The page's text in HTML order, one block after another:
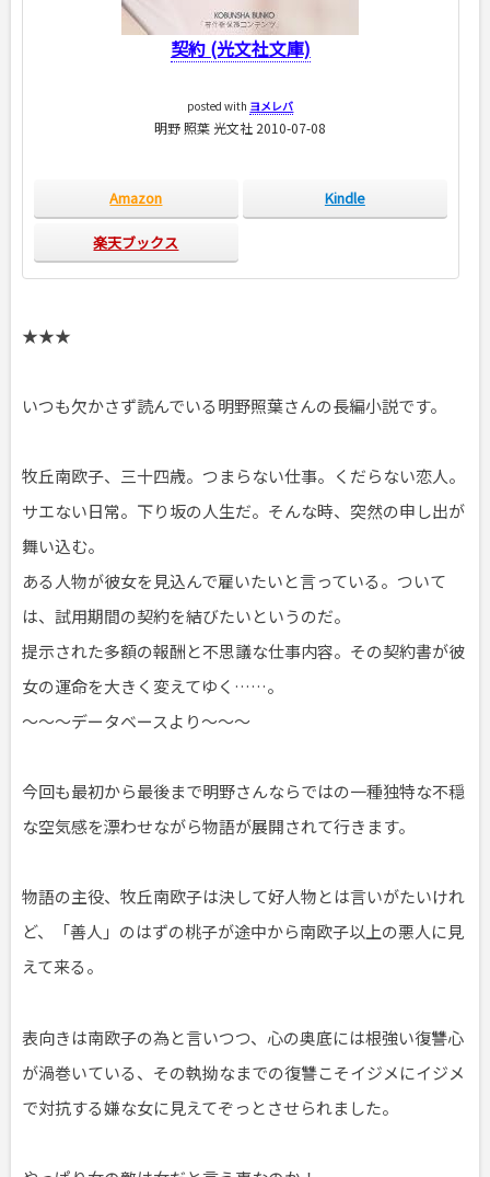
契約 (光文社文庫)
posted with ヨメレバ
明野 照葉 光文社 2010-07-08
Amazon Kindle
楽天ブックス
★★★
いつも欠かさず読んでいる明野照葉さんの長編小説です。
牧丘南欧子、三十四歳。つまらない仕事。くだらない恋人。
サエない日常。下り坂の人生だ。そんな時、突然の申し出が
舞い込む。
ある人物が彼女を見込んで雇いたいと言っている。ついて
は、試用期間の契約を結びたいというのだ。
提示された多額の報酬と不思議な仕事内容。その契約書が彼
女の運命を大きく変えてゆく……。
～～～データベースより～～～
今回も最初から最後まで明野さんならではの一種独特な不穏
な空気感を漂わせながら物語が展開されて行きます。
物語の主役、牧丘南欧子は決して好人物とは言いがたいけれ
ど、「善人」のはずの桃子が途中から南欧子以上の悪人に見
えて来る。
表向きは南欧子の為と言いつつ、心の奥底には根強い復讐心
が渦巻いている、その執拗なまでの復讐こそイジメにイジメ
で対抗する嫌な女に見えてぞっとさせられました。